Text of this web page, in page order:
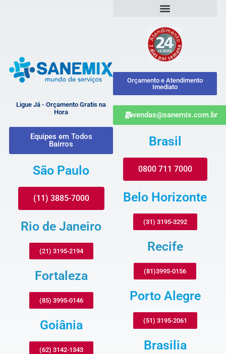
Ligue Já - Orçamento Gratis na
Hora
Equipes em Todos
Bairros
São Paulo
(11) 3885-7000
Rio de Janeiro
(21) 3195-2194
Fortaleza
(85) 3995-0146
Goiânia
(62) 3142-1343
Orçamento e Atendimento
Imediato
vendas@sanemix.com.br
Brasil
0800 711 7000
Belo Horizonte
(31) 3195-3292
Recife
(81)3995-0156
Porto Alegre
(51) 3195-2061
Brasilia